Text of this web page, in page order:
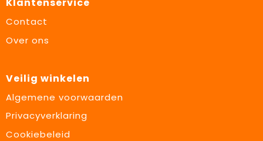
Klantenservice
Contact
Over ons
Veilig winkelen
Algemene voorwaarden
Privacyverklaring
Cookiebeleid